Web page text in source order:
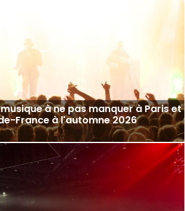
à ne pas manquer à Paris et
France à l'automne 2026